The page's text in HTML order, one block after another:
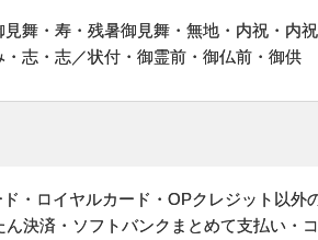
舞・寿・残暑御見舞・無地・内祝・内
志・志／状付・御霊前・御仏前・御供
・ロイヤルカード・OPクレジット以
決済・ソフトバンクまとめて支払い・